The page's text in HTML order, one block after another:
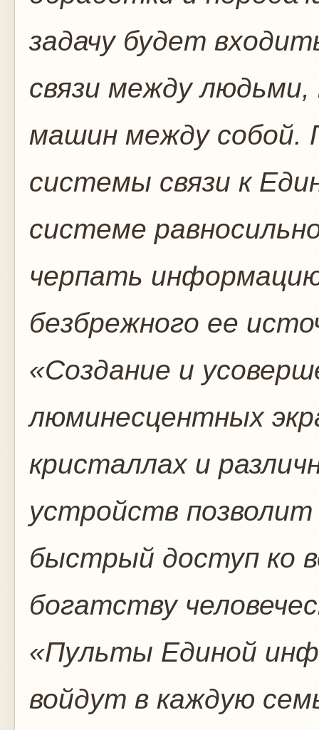
задачу будет
связи между
машин между собой.
системы связи к
системе
черпать
безбрежного ее
«Создание и
люминесцентных
кристаллах и
устройств
быстрый доступ ко
богатству
«Пульты Единой
войдут в каждую